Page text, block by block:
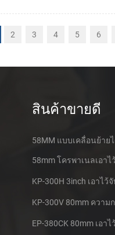
2 3 4 5 6
สินค้าขายดี